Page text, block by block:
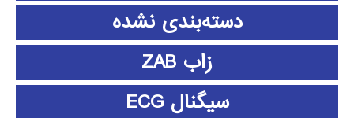
دسته‌بندی نشده
زاب ZAB
سیگنال ECG